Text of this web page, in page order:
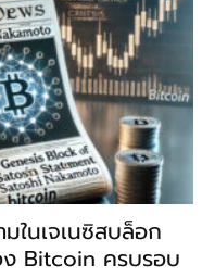
ในเจเนซิสบล็อก
Bitcoin ครบรอบ